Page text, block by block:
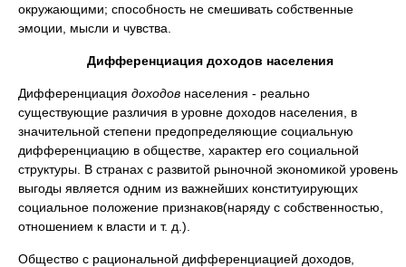
окружающими; способность не смешивать собственные
эмоции, мысли и чувства.
Дифференциация доходов населения
Дифференциация доходов населения - реально
существующие различия в уровне доходов населения, в
значительной степени предопределяющие социальную
дифференциацию в обществе, характер его социальной
структуры. В странах с развитой рыночной экономикой уровень
выгоды является одним из важнейших конституирующих
социальное положение признаков(наряду с собственностью,
отношением к власти и т. д.).
Общество с рациональной дифференциацией доходов,